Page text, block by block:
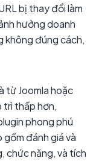
bị thay đổi làm
hưởng doanh
không đúng cách,
từ Joomla hoặc
trì thấp hơn,
phong phú
đánh giá và
chức năng, và tích